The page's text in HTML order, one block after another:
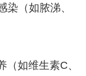
（如脓涕、
（如维生素C、